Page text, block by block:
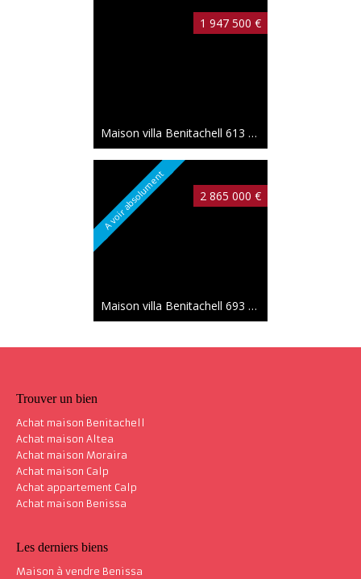
1 947 500 €
Maison villa Benitachell 613 m²
A voir absolument 2 865 000 €
Maison villa Benitachell 693 m²
Maison villa Benitachell
Trouver un bien
Achat maison Benitachell
Achat maison Altea
Achat maison Moraira
Achat maison Calp
Achat appartement Calp
Achat maison Benissa
Les derniers biens
Maison à vendre Benissa